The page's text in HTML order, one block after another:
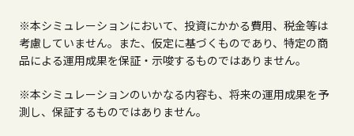
※本シミュレーションにおいて、投資にかかる費用、税金等は
考慮していません。また、仮定に基づくものであり、特定の商
品による運用成果を保証・示唆するものではありません。
※本シミュレーションのいかなる内容も、将来の運用成果を予
測し、保証するものではありません。